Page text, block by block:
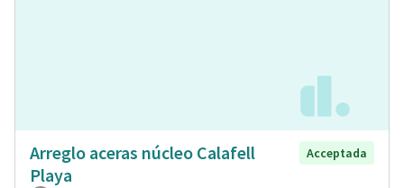
Arreglo aceras núcleo Calafell
Playa
Acceptada